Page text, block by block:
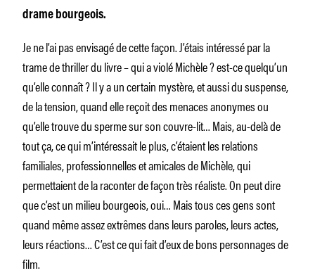
drame bourgeois.
Je ne l’ai pas envisagé de cette façon. J’étais intéressé par la
trame de thriller du livre – qui a violé Michèle ? est-ce quelqu’un
qu’elle connaît ? Il y a un certain mystère, et aussi du suspense,
de la tension, quand elle reçoit des menaces anonymes ou
qu’elle trouve du sperme sur son couvre-lit… Mais, au-delà de
tout ça, ce qui m’intéressait le plus, c’étaient les relations
familiales, professionnelles et amicales de Michèle, qui
permettaient de la raconter de façon très réaliste. On peut dire
que c’est un milieu bourgeois, oui… Mais tous ces gens sont
quand même assez extrêmes dans leurs paroles, leurs actes,
leurs réactions… C’est ce qui fait d’eux de bons personnages de
film.